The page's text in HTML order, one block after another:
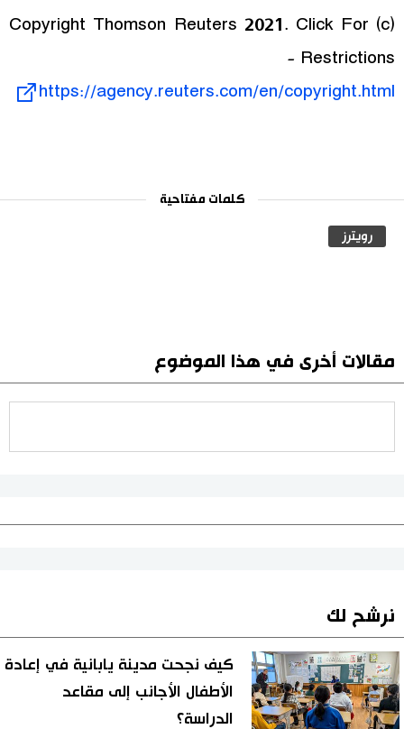
(c) Copyright Thomson Reuters 2021. Click For
Restrictions -
https://agency.reuters.com/en/copyright.html
كلمات مفتاحية
رويترز
مقالات أخرى في هذا الموضوع
نرشح لك
كيف نجحت مدينة يابانية في إعادة
الأطفال الأجانب إلى مقاعد
الدراسة؟